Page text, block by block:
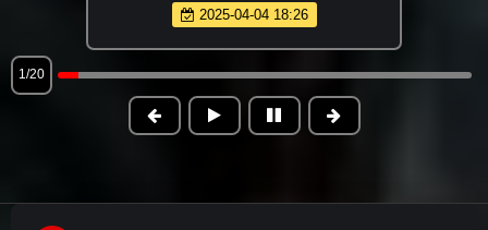
2025-04-04 18:26
1/20